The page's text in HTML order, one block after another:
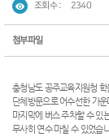
조회수 : 2340
첨부파일
충청남도 공주교육지원청
단체방문으로 어수선한 가
마지막에 버스 주차할 수 있
무사히 연수 마칠 수 있었습